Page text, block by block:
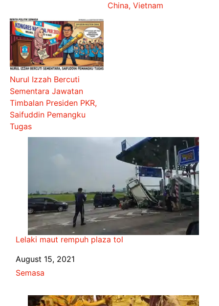
China, Vietnam
Nurul Izzah Bercuti
Sementara Jawatan
Timbalan Presiden PKR,
Saifuddin Pemangku
Tugas
Lelaki maut rempuh plaza tol
Date
August 15, 2021
In relation to
Semasa